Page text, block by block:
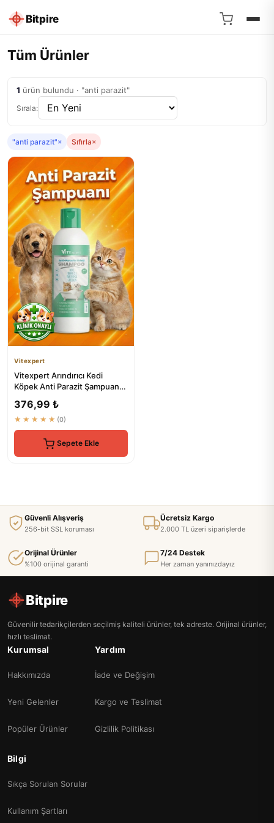
Bitpire
Tüm Ürünler
1 ürün bulundu · "anti parazit"
Sırala:
"anti parazit"× Sıfırla×
Vitexpert
Vitexpert Arındırıcı Kedi
Köpek Anti Parazit Şampuan
376,99 ₺
★★★★★ (0)
Sepete Ekle
Güvenli Alışveriş
256-bit SSL koruması
Ücretsiz Kargo
2.000 TL üzeri siparişlerde
Orijinal Ürünler
%100 orijinal garanti
7/24 Destek
Her zaman yanınızdayız
Bitpire
Güvenilir tedarikçilerden seçilmiş kaliteli ürünler, tek adreste. Orijinal ürünler,
hızlı teslimat.
Kurumsal
Hakkımızda
Yeni Gelenler
Popüler Ürünler
Yardım
İade ve Değişim
Kargo ve Teslimat
Gizlilik Politikası
Bilgi
Sıkça Sorulan Sorular
Kullanım Şartları